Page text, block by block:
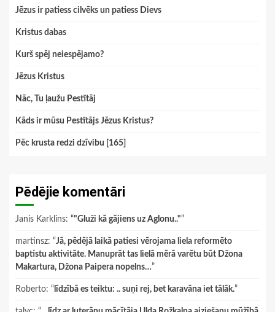
Jēzus ir patiess cilvēks un patiess Dievs
Kristus dabas
Kurš spēj neiespējamo?
Jēzus Kristus
Nāc, Tu ļaužu Pestītāj
Kāds ir mūsu Pestītājs Jēzus Kristus?
Pēc krusta redzi dzīvibu [165]
Pēdējie komentāri
Janis Karklins: “"Gluži kā gājiens uz Aglonu.."”
martinsz: “Jā, pēdējā laikā patiesi vērojama liela reformēto
baptistu aktivitāte. Manuprāt tas lielā mērā varētu būt Džona
Makartura, Džona Paipera nopelns…”
Roberto: “ līdzībā es teiktu: .. suņi rej, bet karavāna iet tālāk.”